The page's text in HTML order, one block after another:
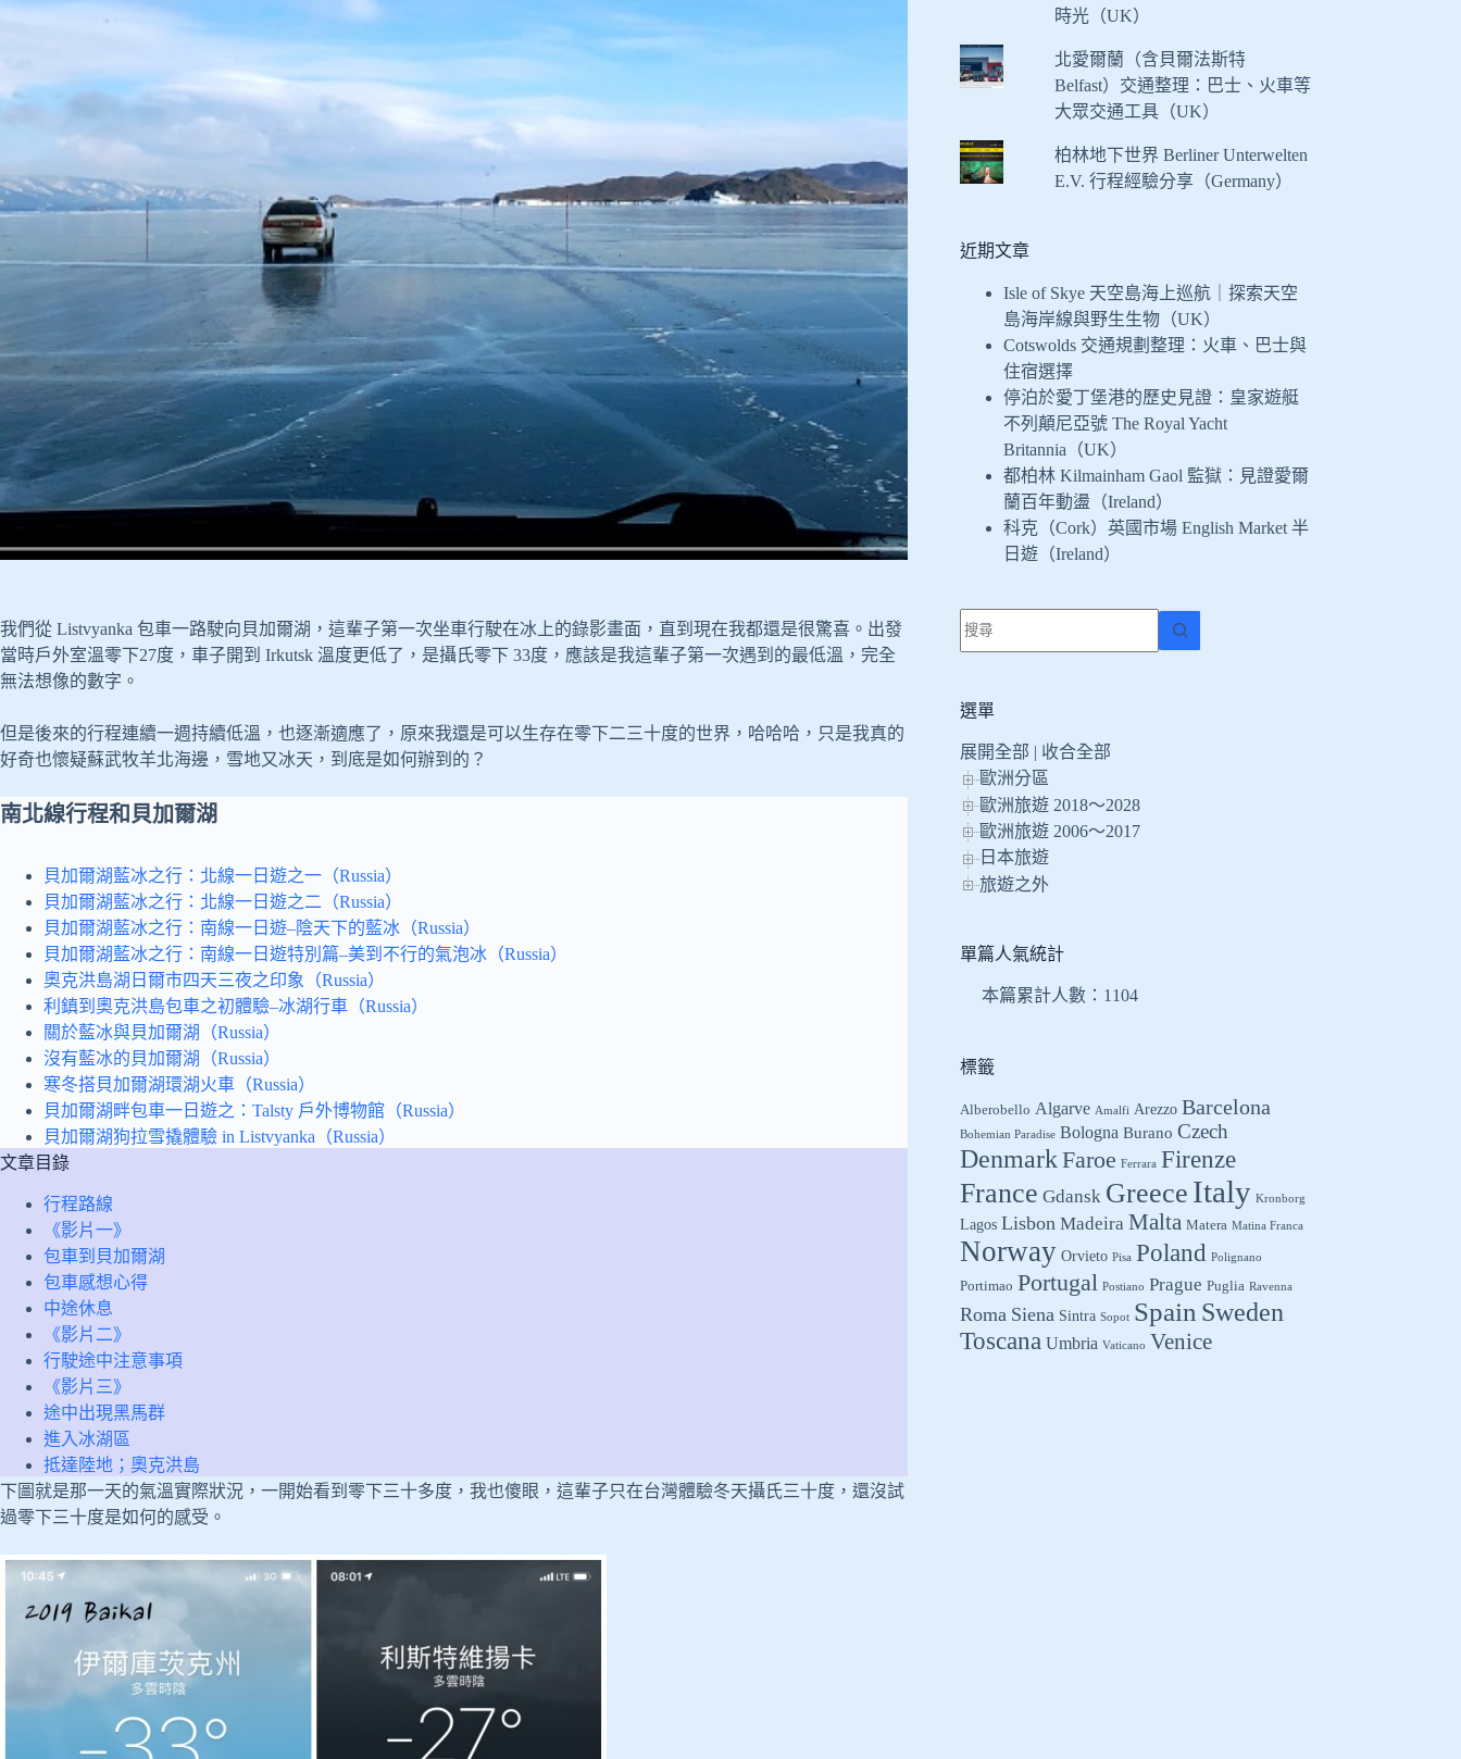
我們從 Listvyanka 包車一路駛向貝加爾湖，這輩子第一次坐車行駛在冰上的錄影畫面，直到現在我都還是很驚喜。出發
當時戶外室溫零下27度，車子開到 Irkutsk 溫度更低了，是攝氏零下 33度，應該是我這輩子第一次遇到的最低溫，完全
無法想像的數字。
但是後來的行程連續一週持續低溫，也逐漸適應了，原來我還是可以生存在零下二三十度的世界，哈哈哈，只是我真的
好奇也懷疑蘇武牧羊北海邊，雪地又冰天，到底是如何辦到的？
南北線行程和貝加爾湖
貝加爾湖藍冰之行：北線一日遊之一（Russia）
貝加爾湖藍冰之行：北線一日遊之二（Russia）
貝加爾湖藍冰之行：南線一日遊–陰天下的藍冰（Russia）
貝加爾湖藍冰之行：南線一日遊特別篇–美到不行的氣泡冰（Russia）
奧克洪島湖日爾市四天三夜之印象（Russia）
利鎮到奧克洪島包車之初體驗–冰湖行車（Russia）
關於藍冰與貝加爾湖（Russia）
沒有藍冰的貝加爾湖（Russia）
寒冬搭貝加爾湖環湖火車（Russia）
貝加爾湖畔包車一日遊之：Talsty 戶外博物館（Russia）
貝加爾湖狗拉雪撬體驗 in Listvyanka（Russia）
文章目錄
行程路線
《影片一》
包車到貝加爾湖
包車感想心得
中途休息
《影片二》
行駛途中注意事項
《影片三》
途中出現黑馬群
進入冰湖區
抵達陸地；奧克洪島
下圖就是那一天的氣溫實際狀況，一開始看到零下三十多度，我也傻眼，這輩子只在台灣體驗冬天攝氏三十度，還沒試
過零下三十度是如何的感受。
時光（UK）
北愛爾蘭（含貝爾法斯特
Belfast）交通整理：巴士、火車等
大眾交通工具（UK）
柏林地下世界 Berliner Unterwelten
E.V. 行程經驗分享（Germany）
近期文章
Isle of Skye 天空島海上巡航｜探索天空
島海岸線與野生生物（UK）
Cotswolds 交通規劃整理：火車、巴士與
住宿選擇
停泊於愛丁堡港的歷史見證：皇家遊艇
不列顛尼亞號 The Royal Yacht
Britannia（UK）
都柏林 Kilmainham Gaol 監獄：見證愛爾
蘭百年動盪（Ireland）
科克（Cork）英國市場 English Market 半
日遊（Ireland）
找
不
符
條
件
的
結
果
選單
展開全部 | 收合全部
歐洲分區
歐洲旅遊 2018～2028
歐洲旅遊 2006～2017
日本旅遊
旅遊之外
單篇人氣統計
本篇累計人數： 1104
標籤
Alberobello Algarve Amalfi Arezzo Barcelona
Bohemian Paradise Bologna Burano Czech
DenmarkFaroe Ferrara Firenze
France Gdansk Greece Italy Kronborg
Lagos Lisbon Madeira Malta Matera Matina Franca
Norway Orvieto Pisa Poland Polignano
Portimao Portugal Postiano Prague Puglia Ravenna
Roma Siena Sintra Sopot Spain Sweden
Toscana Umbria Vaticano Venice